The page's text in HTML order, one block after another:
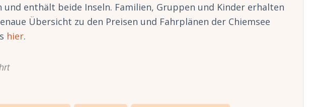
und enthält beide Inseln. Familien, Gruppen und Kinder erhalten
Übersicht zu den Preisen und Fahrplänen der Chiemsee
hier.